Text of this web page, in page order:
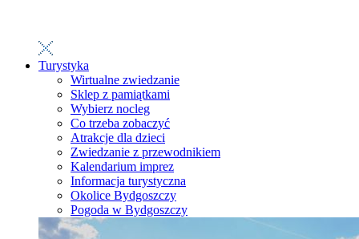
Turystyka
Wirtualne zwiedzanie
Sklep z pamiątkami
Wybierz nocleg
Co trzeba zobaczyć
Atrakcje dla dzieci
Zwiedzanie z przewodnikiem
Kalendarium imprez
Informacja turystyczna
Okolice Bydgoszczy
Pogoda w Bydgoszczy